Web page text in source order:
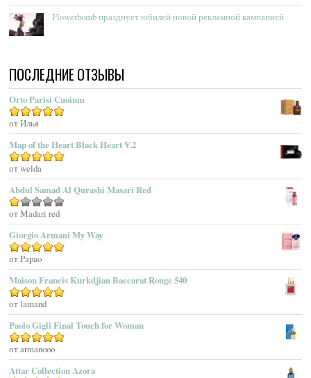
Acqua Di Monaco
Acqua Di Parma
Acqua Di Sardegna
Acqua Di Stresa
Adam Levine
Adamo Parfum
Adidas
Adolfo Dominguez
Adrienne Vittadini
Aedes De Venustas
Aerin Lauder
Aether
Affinessence
Afnan Perfumes
Agatha Ruiz De La Prada
Agatho Parfum
Agent Provocateur
Agnes B
Agonist
Flowerbomb празднует юбилей новой рекламной кампанией
ПОСЛЕДНИЕ ОТЗЫВЫ
Orto Parisi Cuoium
Оценка
от Илья
Map of the Heart Black Heart V.2
Оценка5
от welda
Abdul Samad Al Qurashi Masari Red
Оценка
1
из
5
от Madari red
Giorgio Armani My Way
Оценка5
от Papao
Maison Francis Kurkdjian Baccarat Rouge 540
Оценка5из 5
от lamand
Paolo Gigli Final Touch for Woman
Оценка5из 5
от armanooo
Attar Collection Azora